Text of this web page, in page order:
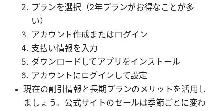
プランを選択（2年プランがお得なことが多
い）
アカウント作成またはログイン
支払い情報を入力
ダウンロードしてアプリをインストール
アカウントにログインして設定
現在の割引情報と長期プランのメリットを活用し
ましょう。公式サイトのセールは季節ごとに変わ